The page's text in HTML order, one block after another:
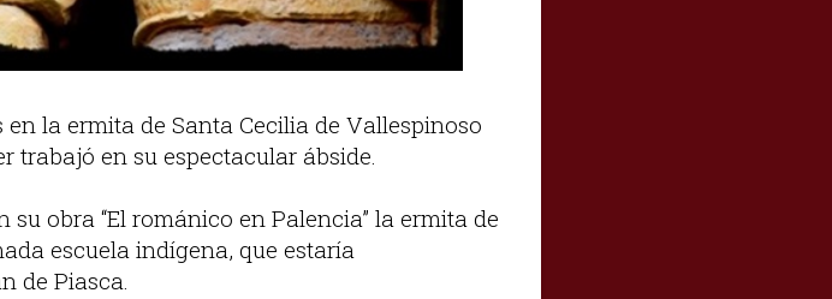
la ermita de Santa Cecilia de Vallespinoso
trabajó en su espectacular ábside.
obra “El románico en Palencia” la ermita de
escuela indígena, que estaría
de Piasca.